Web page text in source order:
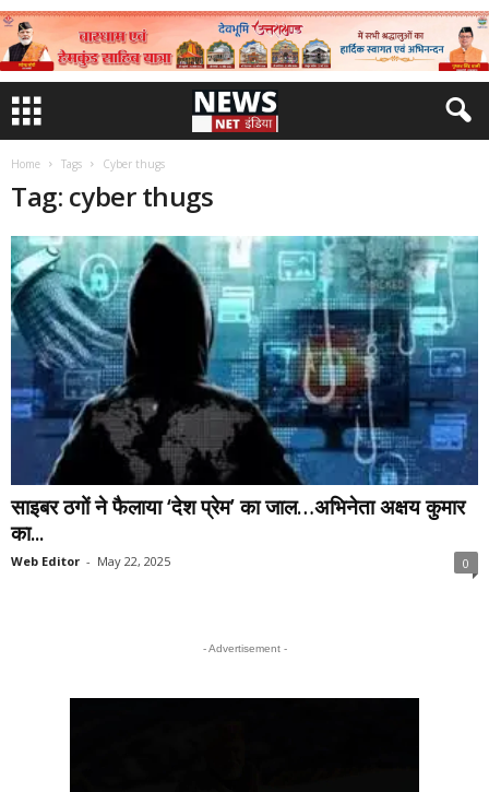
Home Tags Cyber thugs
Tag: cyber thugs
साइबर ठगों ने फैलाया ‘देश प्रेम’ का जाल…अभिनेता अक्षय कुमार
का...
Web Editor - May 22, 2025 0
- Advertisement -